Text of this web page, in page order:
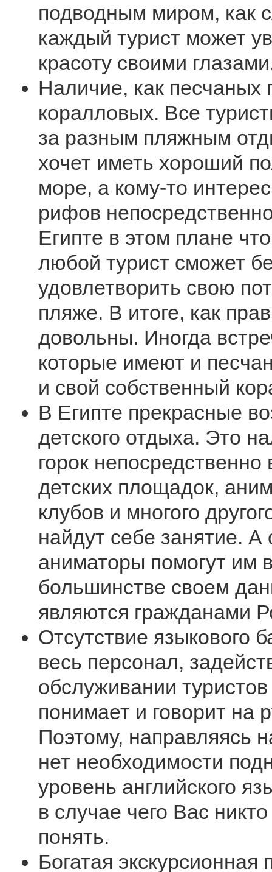
подводным миром, как
каждый турист может
красоту своими
Наличие, как песчаных
коралловых. Все
за разным пляжным
хочет иметь хороший
море, а кому-то
рифов
Египте в этом плане
любой турист сможет
удовлетворить свою
пляже. В итоге, как
довольны. Иногда
которые имеют и
и свой собственный
В Египте прекрасные
детского отдыха. Это
горок непосредственно
детских площадок,
клубов и многого
найдут себе занятие.
аниматоры помогут им
большинстве своем
являются гражданами
Отсутствие языкового
весь персонал,
обслуживании
понимает и говорит на
Поэтому, направляясь
нет необходимости
уровень английского
в случае чего Вас
понять.
Богатая экскурсионная